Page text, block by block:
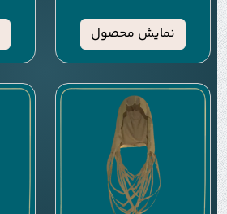
نمایش محصول